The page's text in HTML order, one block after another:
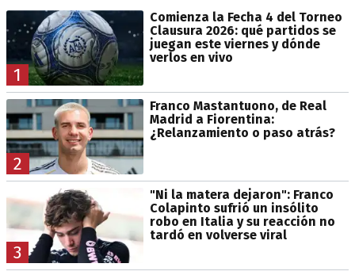
1
Comienza la Fecha 4 del Torneo
Clausura 2026: qué partidos se
juegan este viernes y dónde
verlos en vivo
2
Franco Mastantuono, de Real
Madrid a Fiorentina:
¿Relanzamiento o paso atrás?
3
"Ni la matera dejaron": Franco
Colapinto sufrió un insólito
robo en Italia y su reacción no
tardó en volverse viral